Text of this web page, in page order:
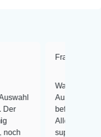
Frank Hackmayer
Warenanlieferung Top
Auswahl plus
befinden der Fische
Alles ist quick lebendig
super Zustand. Gerne